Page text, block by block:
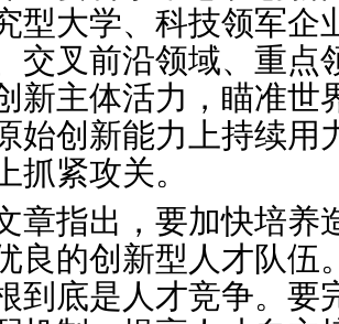
型大学、科技领军企
交叉前沿领域、重点
新主体活力，瞄准世
始创新能力上持续用
抓紧攻关。
章指出，要加快培养
良的创新型人才队伍
到底是人才竞争。要